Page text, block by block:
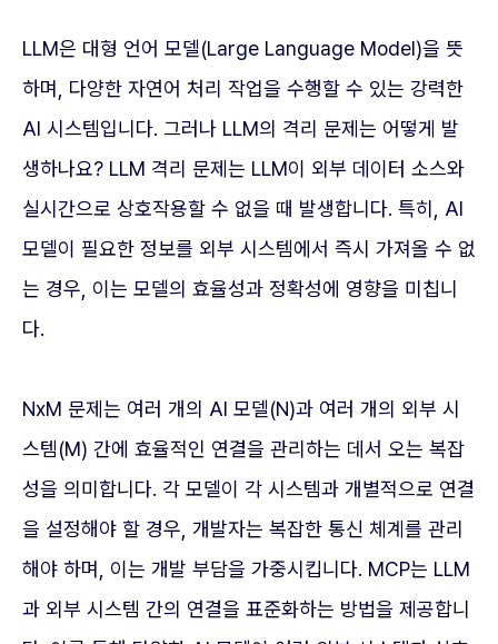
LLM은 대형 언어 모델(Large Language Model)을 뜻
하며, 다양한 자연어 처리 작업을 수행할 수 있는 강력한
AI 시스템입니다. 그러나 LLM의 격리 문제는 어떻게 발
생하나요? LLM 격리 문제는 LLM이 외부 데이터 소스와
실시간으로 상호작용할 수 없을 때 발생합니다. 특히, AI
모델이 필요한 정보를 외부 시스템에서 즉시 가져올 수 없
는 경우, 이는 모델의 효율성과 정확성에 영향을 미칩니
다.
NxM 문제는 여러 개의 AI 모델(N)과 여러 개의 외부 시
스템(M) 간에 효율적인 연결을 관리하는 데서 오는 복잡
성을 의미합니다. 각 모델이 각 시스템과 개별적으로 연결
을 설정해야 할 경우, 개발자는 복잡한 통신 체계를 관리
해야 하며, 이는 개발 부담을 가중시킵니다. MCP는 LLM
과 외부 시스템 간의 연결을 표준화하는 방법을 제공합니